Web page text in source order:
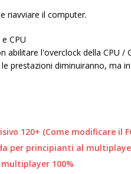
riavviare il computer.
CPU
abilitare l'overclock della CPU /
prestazioni diminuiranno, ma
120+ (Come modificare il
per principianti al
100%